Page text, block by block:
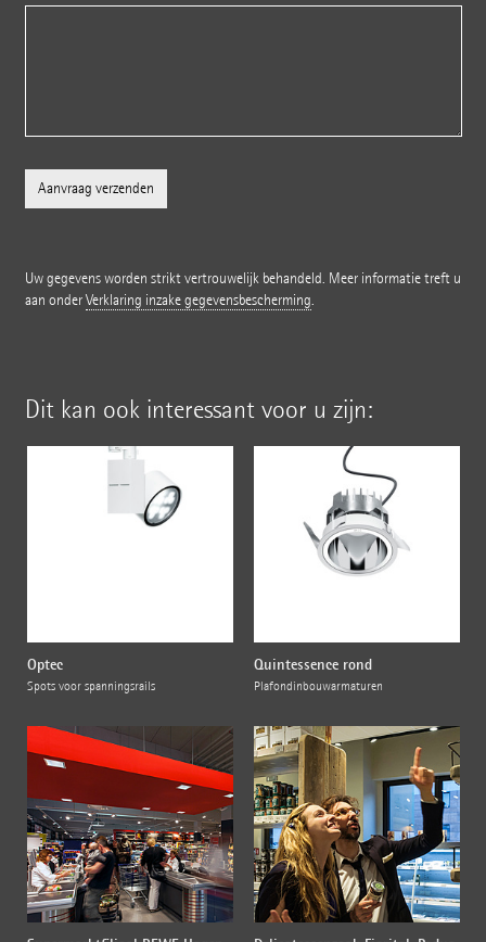
Uw gegevens worden strikt vertrouwelijk behandeld. Meer informatie treft u
aan onderVerklaring inzake gegevensbescherming.
Dit kan ook interessant voor u zijn:
Optec
Spots voor spanningsrails
Quintessence rond
Plafondinbouwarmaturen